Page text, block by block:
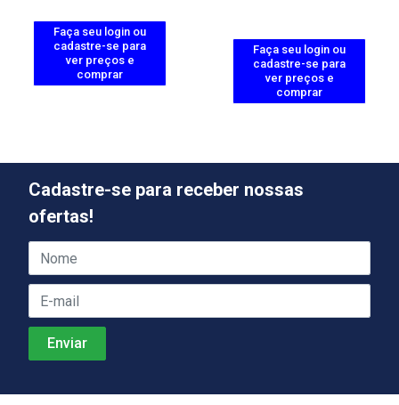
Faça seu login ou
cadastre-se para
ver preços e
comprar
Faça seu login ou
cadastre-se para
ver preços e
comprar
Cadastre-se para receber nossas
ofertas!